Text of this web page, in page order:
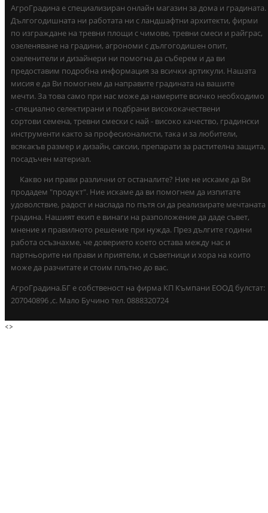
АгроГрадина е специализиран онлайн магазин за дома и градината.
Дългогодишната ни работата ни с ландшафтни архитекти, фирми
по изграждане на тревни площи с чимове, тревни смеси и райграс,
озеленяване на градини, агрономи с дългогодишен опит,
озеленители и дизайнери ни помогна да съберем и да ви
предоставим подробна информация за всички артикули. Нашата
мисия е да Ви помогнем да направите градината на вашите
мечти. За това само при нас може да намерите всичко необходимо
- специално селектирани и подбрани висококачествени
сортови семена, тревни смески с най - високо качество, градински
инструменти както за професионалисти, така и за любители,
всякакъв размер и дизайн, саксии, препарати за растителна защита,
посадъчен материал.
Какво ни прави различни от останалите? Ние не искаме да Ви
продадем "продукт". Ние искаме да ви помогнем да изпитате
удоволствие, радост и наслада по пътя си да реализирате мечтаната
градина. Нашият екип е винаги на разположение да даде съвет,
мнение и правилното решение при нужда. През дългите години
работа осъзнахме, че доверието което остава между нас и
партньорите ни прави и приятели, и съветници и хора на които
може да разчитате и стоим плътно до вас.
АгроГрадина.БГ е собственост на фирма КП Къмпани ЕООД булстат:
207040896 ,с. Мало Бучино тел. 0888320724
<>